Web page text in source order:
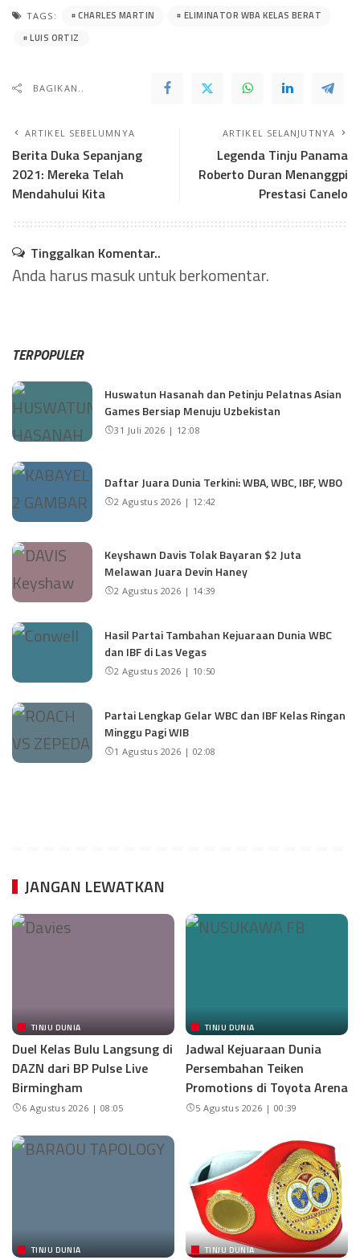
TAGS: CHARLES MARTIN
ELIMINATOR WBA KELAS BERAT
LUIS ORTIZ
BAGIKAN..
ARTIKEL SEBELUMNYA
Berita Duka Sepanjang
2021: Mereka Telah
Mendahului Kita
ARTIKEL SELANJUTNYA
Legenda Tinju Panama
Roberto Duran Menanggpi
Prestasi Canelo
Tinggalkan Komentar..
Anda harusmasukuntuk berkomentar.
TERPOPULER
Huswatun Hasanah dan Petinju Pelatnas Asian
Games Bersiap Menuju Uzbekistan
31 Juli 2026 | 12:08
Daftar Juara Dunia Terkini: WBA, WBC, IBF, WBO
2 Agustus 2026 | 12:42
Keyshawn Davis Tolak Bayaran $2 Juta
Melawan Juara Devin Haney
2 Agustus 2026 | 14:39
Hasil Partai Tambahan Kejuaraan Dunia WBC
dan IBF di Las Vegas
2 Agustus 2026 | 10:50
Partai Lengkap Gelar WBC dan IBF Kelas Ringan
Minggu Pagi WIB
1 Agustus 2026 | 02:08
JANGAN LEWATKAN
TINJU DUNIA
Duel Kelas Bulu Langsung di
DAZN dari BP Pulse Live
Birmingham
6 Agustus 2026 | 08:05
TINJU DUNIA
Jadwal Kejuaraan Dunia
Persembahan Teiken
Promotions di Toyota Arena
5 Agustus 2026 | 00:39
TINJU DUNIA TINJU DUNIA